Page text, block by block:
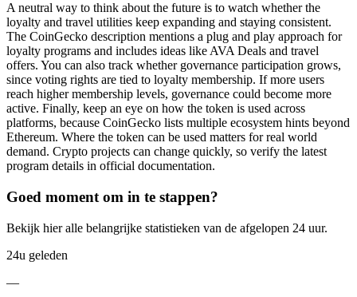
A neutral way to think about the future is to watch whether the
loyalty and travel utilities keep expanding and staying consistent.
The CoinGecko description mentions a plug and play approach for
loyalty programs and includes ideas like AVA Deals and travel
offers. You can also track whether governance participation grows,
since voting rights are tied to loyalty membership. If more users
reach higher membership levels, governance could become more
active. Finally, keep an eye on how the token is used across
platforms, because CoinGecko lists multiple ecosystem hints beyond
Ethereum. Where the token can be used matters for real world
demand. Crypto projects can change quickly, so verify the latest
program details in official documentation.
Goed moment om in te stappen?
Bekijk hier alle belangrijke statistieken van de afgelopen 24 uur.
24u geleden
—